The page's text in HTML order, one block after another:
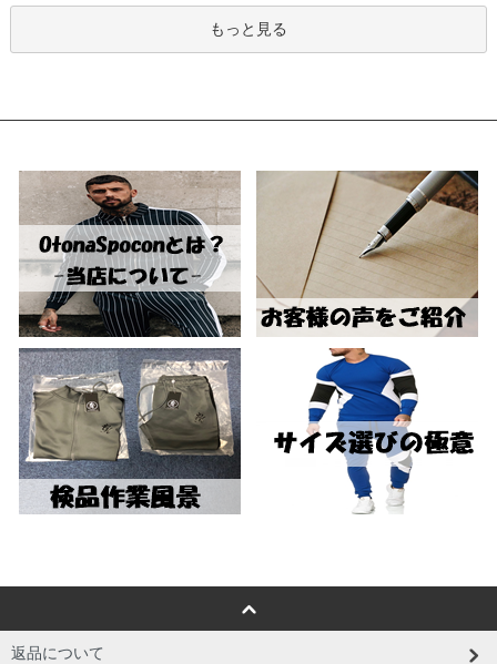
もっと見る
返品について